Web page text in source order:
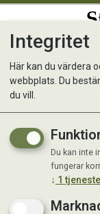
Aptus
Gel 100
Integritet
Här kan du värdera
webbplats. Du
du vill.
Du kan inte
fungerar
↓ 1 tjeneste